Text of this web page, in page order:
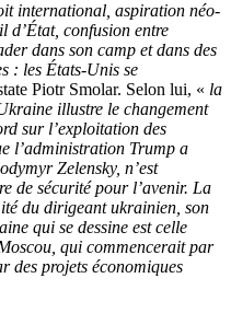
international, aspiration néo-
d’État, confusion entre
dans son camp et dans des
: les États-Unis se
Piotr Smolar. Selon lui, « la
illustre le changement
sur l’exploitation des
l’administration Trump a
Zelensky, n’est
de sécurité pour l’avenir. La
du dirigeant ukrainien, son
qui se dessine est celle
qui commencerait par
des projets économiques